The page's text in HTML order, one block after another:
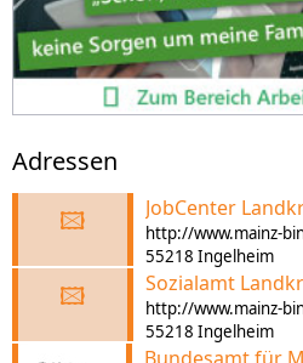
Adressen
🖾
55218 Ingelheim
🖾
55218 Ingelheim